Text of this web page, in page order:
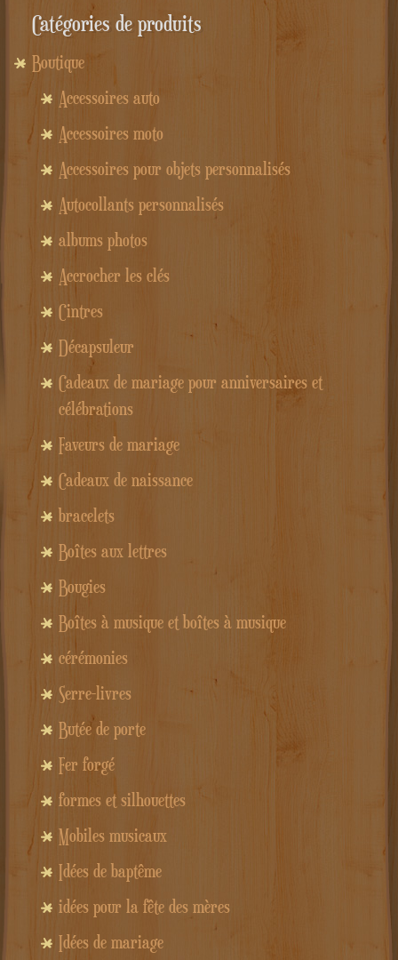
Catégories de produits
Boutique
Accessoires auto
Accessoires moto
Accessoires pour objets personnalisés
Autocollants personnalisés
albums photos
Accrocher les clés
Cintres
Décapsuleur
Cadeaux de mariage pour anniversaires et
célébrations
Faveurs de mariage
Cadeaux de naissance
bracelets
Boîtes aux lettres
Bougies
Boîtes à musique et boîtes à musique
cérémonies
Serre-livres
Butée de porte
Fer forgé
formes et silhouettes
Mobiles musicaux
Idées de baptême
idées pour la fête des mères
Idées de mariage